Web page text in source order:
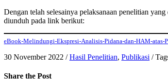
Dengan telah selesainya pelaksanaan penelitian
diunduh pada link berikut:
eBook-Melindungi-Ekspresi-Analisis-Pidana-dan-HAM-atas-
30 November 2022 / Hasil Penelitian, Publikasi /
Share the Post